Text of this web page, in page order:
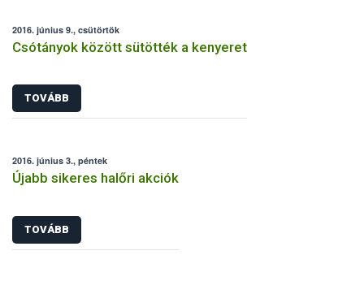
2016. június 9., csütörtök
Csótányok között sütötték a kenyeret
TOVÁBB
2016. június 3., péntek
Újabb sikeres halőri akciók
TOVÁBB